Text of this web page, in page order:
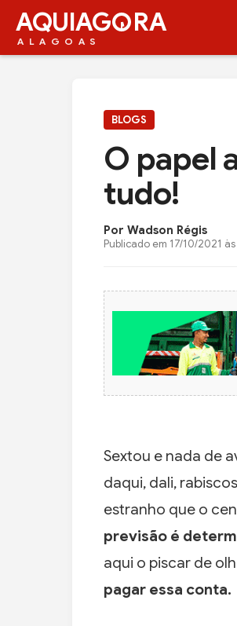
AQUIAG RA
ALAGOAS
BLOGS
O papel
tudo!
Por Wadson Régis
Publicado em 17/10/2021
Sextou e nada de
daqui, dali,
estranho que o
previsão é
aqui o piscar de
pagar essa conta.